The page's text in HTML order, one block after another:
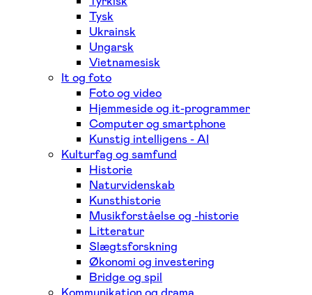
Tysk
Ukrainsk
Ungarsk
Vietnamesisk
It og foto
Foto og video
Hjemmeside og it-programmer
Computer og smartphone
Kunstig intelligens - AI
Kulturfag og samfund
Historie
Naturvidenskab
Kunsthistorie
Musikforståelse og -historie
Litteratur
Slægtsforskning
Økonomi og investering
Bridge og spil